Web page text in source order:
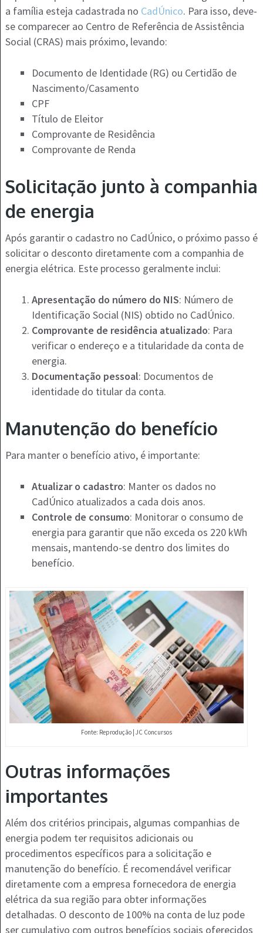
a família esteja cadastrada no CadÚnico. Para isso, deve-
se comparecer ao Centro de Referência de Assistência
Social (CRAS) mais próximo, levando:
Documento de Identidade (RG) ou Certidão de
Nascimento/Casamento
CPF
Título de Eleitor
Comprovante de Residência
Comprovante de Renda
Solicitação junto à companhia
de energia
Após garantir o cadastro no CadÚnico, o próximo passo é
solicitar o desconto diretamente com a companhia de
energia elétrica. Este processo geralmente inclui:
Apresentação do número do NIS: Número de
Identificação Social (NIS) obtido no CadÚnico.
Comprovante de residência atualizado: Para
verificar o endereço e a titularidade da conta de
energia.
Documentação pessoal: Documentos de
identidade do titular da conta.
Manutenção do benefício
Para manter o benefício ativo, é importante:
Atualizar o cadastro: Manter os dados no
CadÚnico atualizados a cada dois anos.
Controle de consumo: Monitorar o consumo de
energia para garantir que não exceda os 220 kWh
mensais, mantendo-se dentro dos limites do
benefício.
Fonte: Reprodução | JC Concursos
Outras informações
importantes
Além dos critérios principais, algumas companhias de
energia podem ter requisitos adicionais ou
procedimentos específicos para a solicitação e
manutenção do benefício. É recomendável verificar
diretamente com a empresa fornecedora de energia
elétrica da sua região para obter informações
detalhadas. O desconto de 100% na conta de luz pode
ser cumulativo com outros benefícios sociais oferecidos